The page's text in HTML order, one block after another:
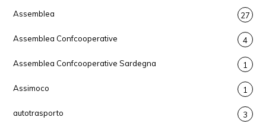
Assemblea 27
Assemblea Confcooperative 4
Assemblea Confcooperative Sardegna 1
Assimoco 1
autotrasporto 3